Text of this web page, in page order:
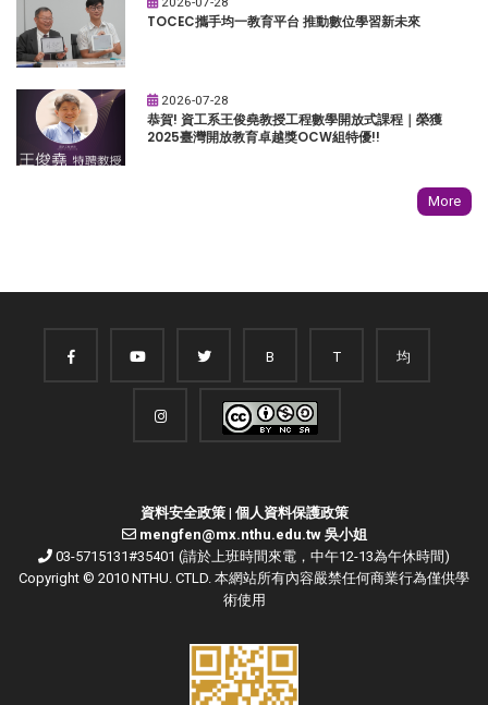
TOCEC攜手均一教育平台 推動數位學習新未來
2026-07-28
恭賀! 資工系王俊堯教授工程數學開放式課程｜榮獲
2025臺灣開放教育卓越獎OCW組特優!!
More
B T 均
資料安全政策| 個人資料保護政策
mengfen@mx.nthu.edu.tw 吳小姐
03-5715131#35401 (請於上班時間來電，中午12-13為午休時間)
Copyright © 2010 NTHU. CTLD. 本網站所有內容嚴禁任何商業行為僅供學
術使用